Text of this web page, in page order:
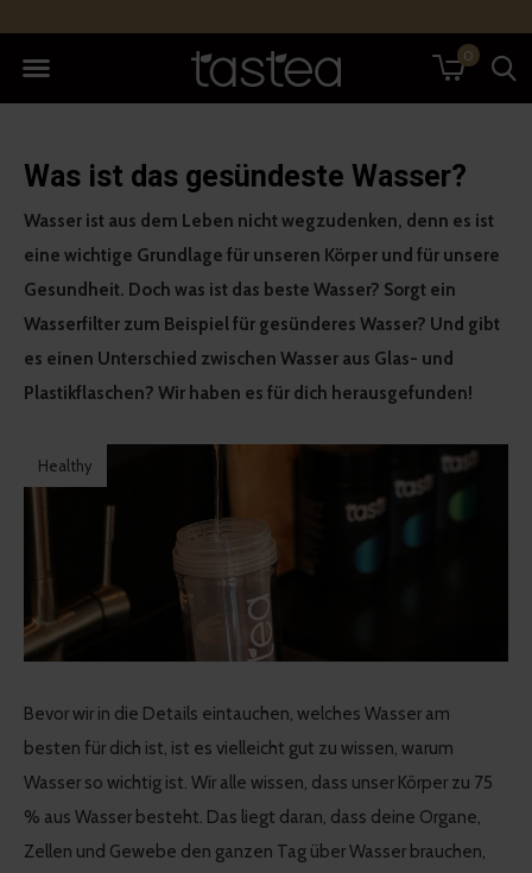
0
Was ist das gesündeste Wasser?
Wasser ist aus dem Leben nicht wegzudenken, denn es ist
eine wichtige Grundlage für unseren Körper und für unsere
Gesundheit. Doch was ist das beste Wasser? Sorgt ein
Wasserfilter zum Beispiel für gesünderes Wasser? Und gibt
es einen Unterschied zwischen Wasser aus Glas- und
Plastikflaschen? Wir haben es für dich herausgefunden!
Healthy
Bevor wir in die Details eintauchen, welches Wasser am
besten für dich ist, ist es vielleicht gut zu wissen, warum
Wasser so wichtig ist. Wir alle wissen, dass unser Körper zu 75
% aus Wasser besteht. Das liegt daran, dass deine Organe,
Zellen und Gewebe den ganzen Tag über Wasser brauchen,